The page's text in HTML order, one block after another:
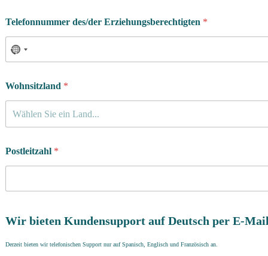
Telefonnummer des/der Erziehungsberechtigten *
Wohnsitzland *
Wählen Sie ein Land...
Postleitzahl *
Wir bieten Kundensupport auf Deutsch per E-
Derzeit bieten wir telefonischen Support nur auf Spanisch, Englisch und Französisch an.